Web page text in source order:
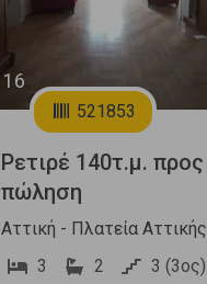
16
521853
Ρετιρέ 140τ.μ. προς
πώληση
Αττική - Πλατεία Αττικής
3
2
3 (3ος)